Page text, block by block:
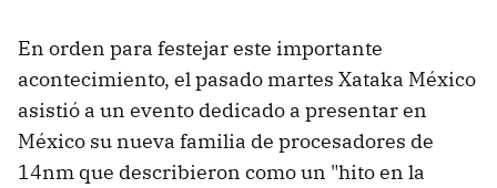
En orden para festejar este importante
acontecimiento, el pasado martes Xataka México
asistió a un evento dedicado a presentar en
México su nueva familia de procesadores de
14nm que describieron como un "hito en la